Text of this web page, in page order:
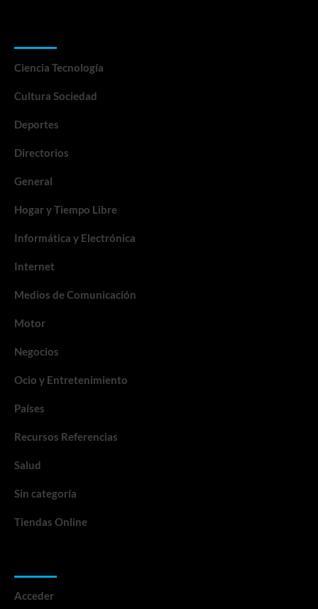
Ciencia Tecnología
Cultura Sociedad
Deportes
Directorios
General
Hogar y Tiempo Libre
Informática y Electrónica
Internet
Medios de Comunicación
Motor
Negocios
Ocio y Entretenimiento
Países
Recursos Referencias
Salud
Sin categoría
Tiendas Online
Acceder